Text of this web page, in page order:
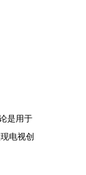
是用于
电视创